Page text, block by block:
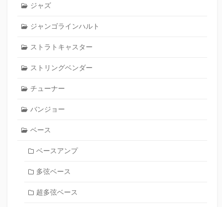
ジャズ
ジャンゴラインハルト
ストラトキャスター
ストリングベンダー
チューナー
バンジョー
ベース
ベースアンプ
多弦ベース
超多弦ベース